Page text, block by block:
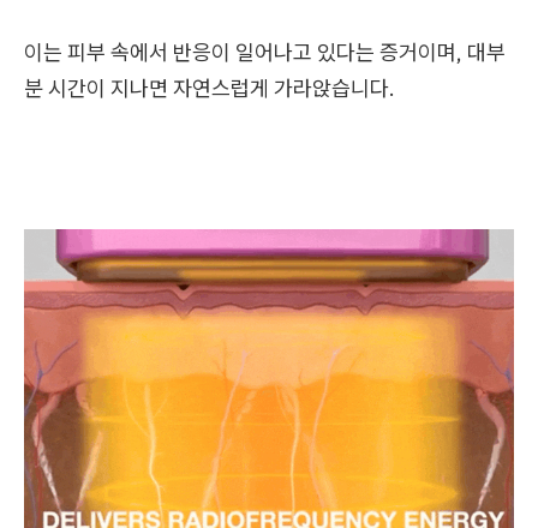
이는 피부 속에서 반응이 일어나고 있다는 증거이며, 대부
분 시간이 지나면 자연스럽게 가라앉습니다.